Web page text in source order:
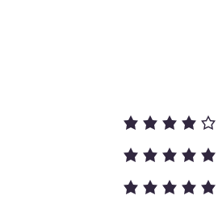
kök och moderna hem där
förvaring behövs. Med hjul
kan den enkelt flyttas mellan
och serveringsyta
i gummiträ ger en stabil yta för